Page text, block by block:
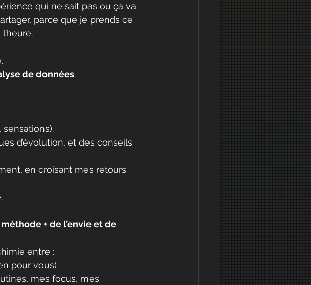
qui ne sait pas ou ça va
parce que je prends ce
de données.
d’évolution, et des conseils
en croisant mes retours
+ de l’envie et de
entre :
pour vous)
mes focus, mes